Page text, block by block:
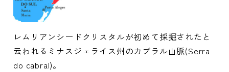
レムリアンシードクリスタルが初めて採掘されたと
云われるミナスジェライス州のカブラル山脈(Serra
do cabral)。